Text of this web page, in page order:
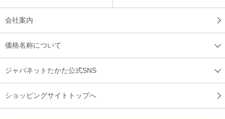
会社案内
価格名称について
ジャパネットたかた公式SNS
ショッピングサイトトップへ